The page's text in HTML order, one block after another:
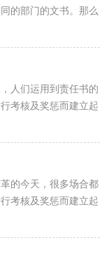
的部门的文书。那么
整理...
人们运用到责任书的
考核及奖惩而建立起
是小编...
的今天，很多场合都
考核及奖惩而建立起
下是小...